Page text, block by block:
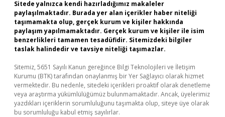
Sitede yalnızca kendi hazırladığımız makaleler
paylaşılmaktadır. Burada yer alan içerikler haber niteliği
taşımamakta olup, gerçek kurum ve kişiler hakkında
paylaşım yapılmamaktadır. Gerçek kurum ve kişiler ile isim
benzerlikleri tamamen tesadüfidir. Sitemizdeki bilgiler
taslak halindedir ve tavsiye niteliği taşımazlar.
Sitemiz, 5651 Sayılı Kanun gereğince Bilgi Teknolojileri ve İletişim
Kurumu (BTK) tarafından onaylanmış bir Yer Sağlayıcı olarak hizmet
vermektedir. Bu nedenle, sitedeki içerikleri proaktif olarak denetleme
veya araştırma yükümlülüğümüz bulunmamaktadır. Ancak, üyelerimiz
yazdıkları içeriklerin sorumluluğunu taşımakta olup, siteye üye olarak
bu sorumluluğu kabul etmiş sayılırlar.